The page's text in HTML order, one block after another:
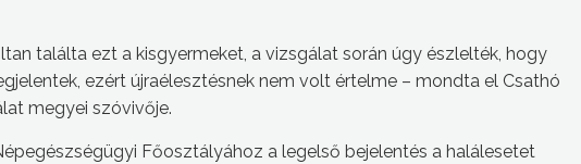
találta ezt a kisgyermeket, a vizsgálat során úgy észlelték, hogy
ezért újraélesztésnek nem volt értelme – mondta el Csathó
megyei szóvivője.
Főosztályához a legelső bejelentés a halálesetet